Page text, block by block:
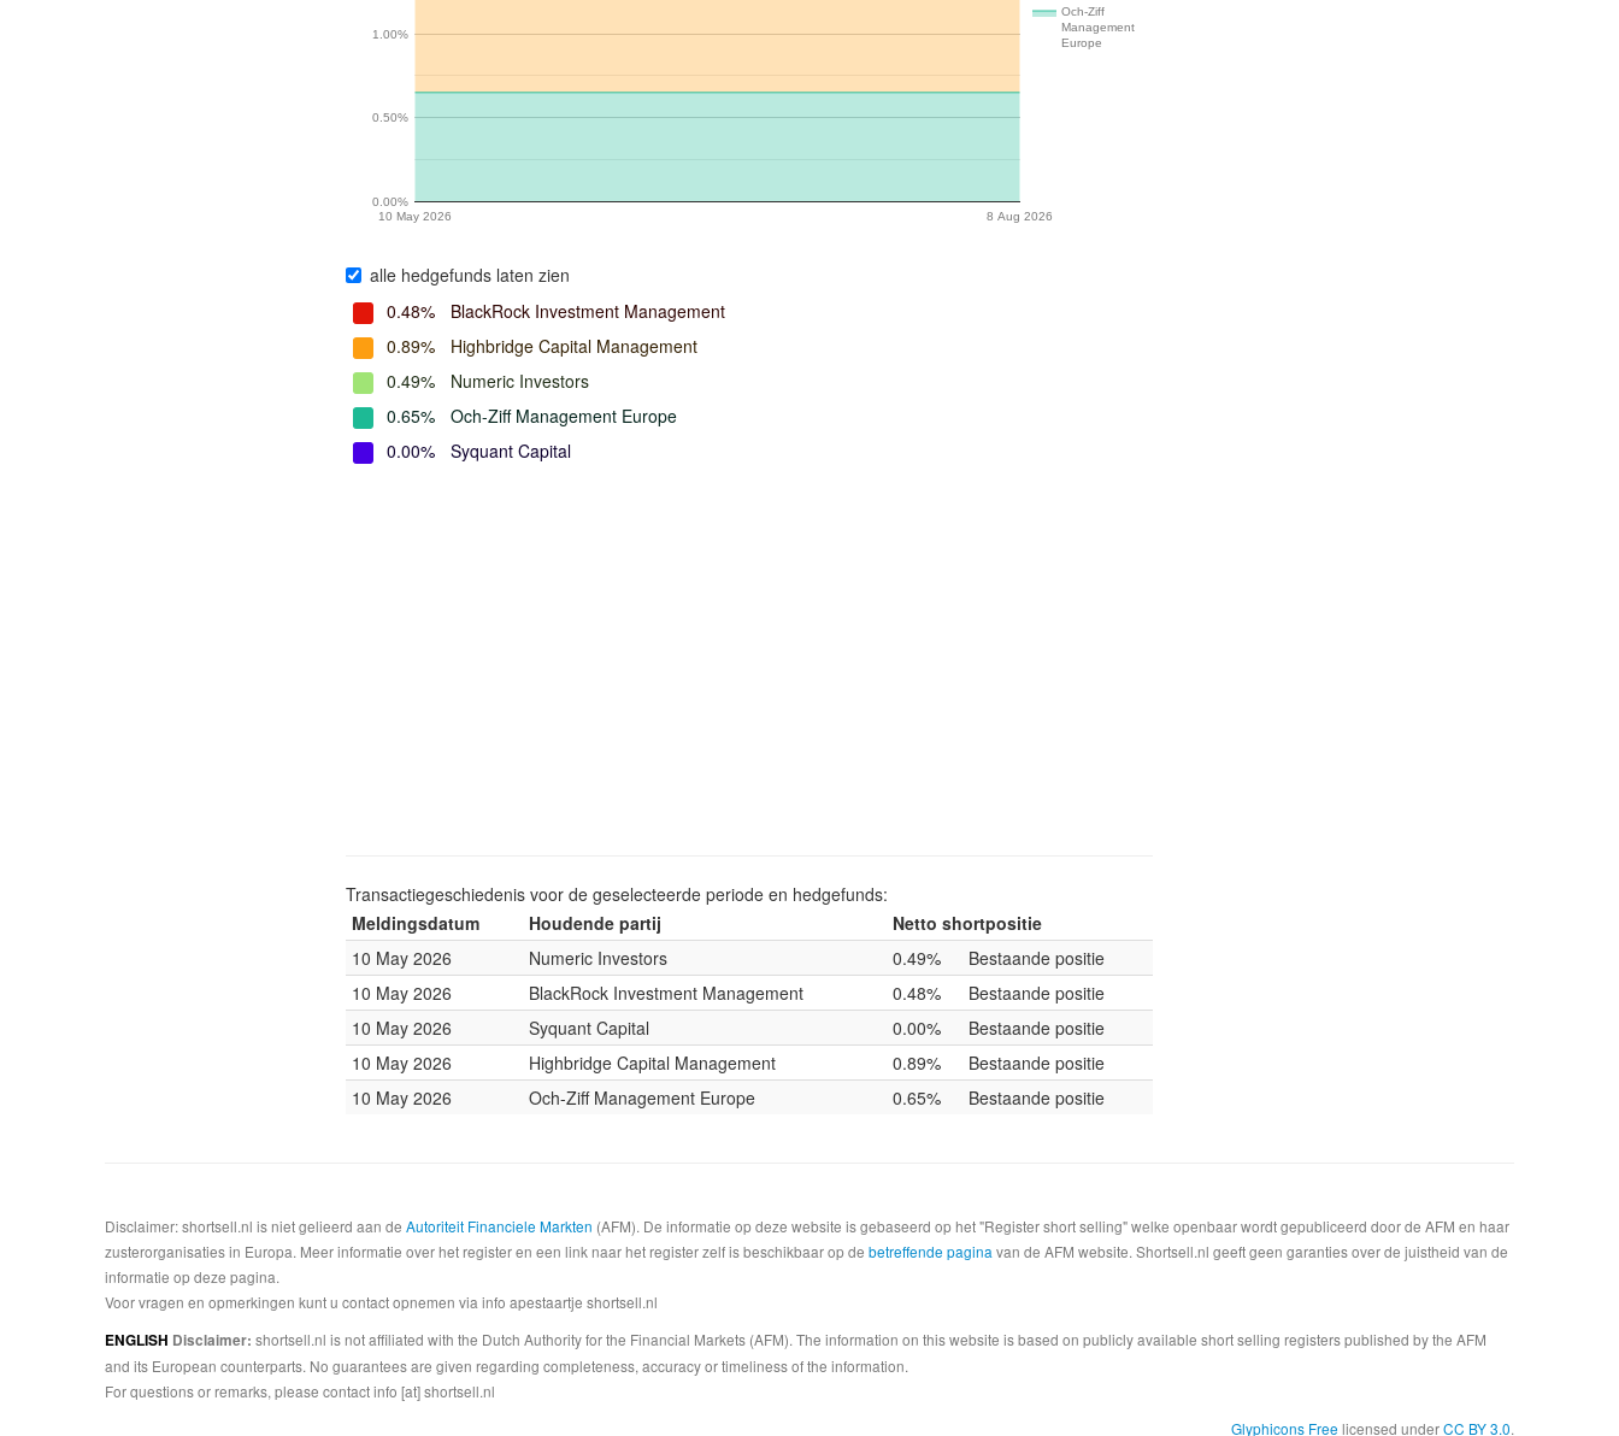
Och-Ziff
Management
Europe
10 May 2026 8 Aug 2026
0.00%
0.50%
1.00%
alle hedgefunds laten zien
0.48%
BlackRock Investment Management
0.89%
Highbridge Capital Management
0.49%
Numeric Investors
0.65%
Och-Ziff Management Europe
0.00%
Syquant Capital
Transactiegeschiedenis voor de geselecteerde periode en hedgefunds:
Meldingsdatum
Houdende partij
Netto shortpositie
10 May 2026
Numeric Investors 0.49%
Bestaande positie
10 May 2026
BlackRock Investment Management 0.48%
Bestaande positie
10 May 2026
Syquant Capital 0.00%
Bestaande positie
10 May 2026
Highbridge Capital Management 0.89%
Bestaande positie
10 May 2026
Och-Ziff Management Europe 0.65% Bestaande positie
Disclaimer: shortsell.nl is niet gelieerd aan de Autoriteit Financiele Markten (AFM). De informatie op deze website is gebaseerd op het "Register short selling" welke openbaar wordt gepubliceerd door de AFM en haar
zusterorganisaties in Europa. Meer informatie over het register en een link naar het register zelf is beschikbaar op de betreffende pagina van de AFM website. Shortsell.nl geeft geen garanties over de juistheid van de
informatie op deze pagina.
Voor vragen en opmerkingen kunt u contact opnemen via info apestaartje shortsell.nl
ENGLISH Disclaimer: shortsell.nl is not affiliated with the Dutch Authority for the Financial Markets (AFM). The information on this website is based on publicly available short selling registers published by the AFM
and its European counterparts. No guarantees are given regarding completeness, accuracy or timeliness of the information.
For questions or remarks, please contact info [at] shortsell.nl
Glyphicons Free licensed underCC BY 3.0.